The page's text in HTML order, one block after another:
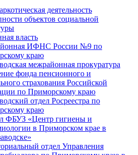
деятельность
объектов социальной
власть
ИФНС России №9 по
краю
межрайонная прокуратура
фонда пенсионного и
страхования Российской
по Приморскому краю
отдел Росреестра по
краю
ФБУЗ «Центр гигиены и
в Приморском крае в
отдел Управления